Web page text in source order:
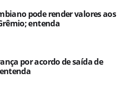
pode render valores aos
entenda
por acordo de saída de